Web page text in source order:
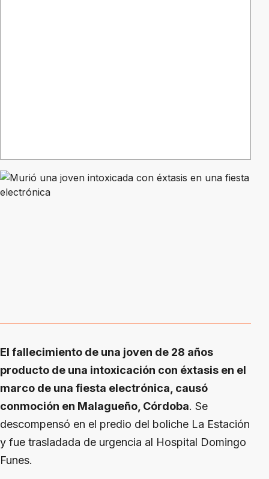
El fallecimiento de una joven de 28 años
producto de una intoxicación con éxtasis en el
marco de una fiesta electrónica, causó
conmoción en Malagueño, Córdoba. Se
descompensó en el predio del boliche La Estación
y fue trasladada de urgencia al Hospital Domingo
Funes.